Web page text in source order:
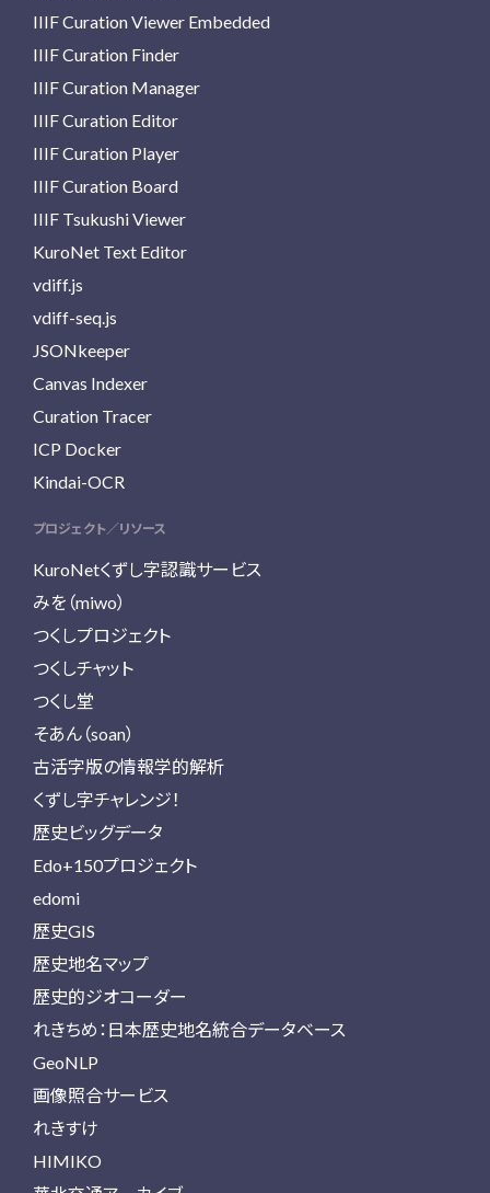
IIIF Curation Viewer Embedded
IIIF Curation Finder
IIIF Curation Manager
IIIF Curation Editor
IIIF Curation Player
IIIF Curation Board
IIIF Tsukushi Viewer
KuroNet Text Editor
vdiff.js
vdiff-seq.js
JSONkeeper
Canvas Indexer
Curation Tracer
ICP Docker
Kindai-OCR
プロジェクト／リソース
KuroNetくずし字認識サービス
みを（miwo）
つくしプロジェクト
つくしチャット
つくし堂
そあん（soan）
古活字版の情報学的解析
くずし字チャレンジ！
歴史ビッグデータ
Edo+150プロジェクト
edomi
歴史GIS
歴史地名マップ
歴史的ジオコーダー
れきちめ：日本歴史地名統合データベース
GeoNLP
画像照合サービス
れきすけ
HIMIKO